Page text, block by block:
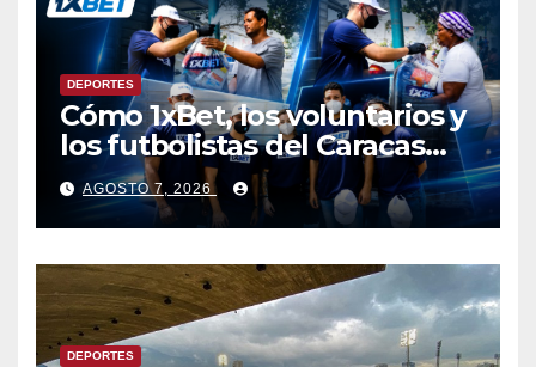
DEPORTES
Cómo 1xBet, los voluntarios y
los futbolistas del Caracas
Fútbol Club juntaron fuerzas
para ayudar a las familias de
Venezuela
AGOSTO 7, 2026
DEPORTES